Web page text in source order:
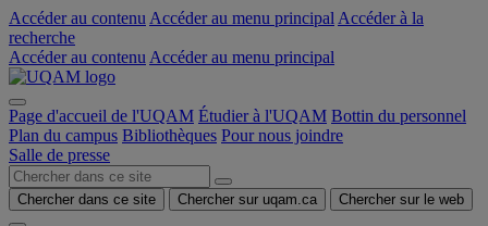
Accéder au contenu Accéder au menu principal Accéder à la
recherche
Accéder au contenu Accéder au menu principal
Page d'accueil de l'UQAM Étudier à l'UQAM Bottin du personnel
Plan du campus Bibliothèques Pour nous joindre
Salle de presse
Chercher dans ce site Chercher sur uqam.ca Chercher sur le web